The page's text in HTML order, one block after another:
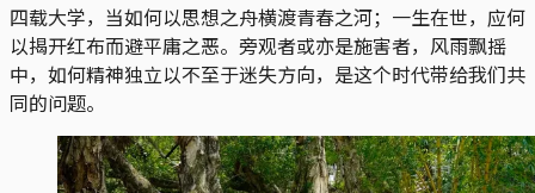
四载大学，当如何以思想之舟横渡青春之河；一生在世，应何
以揭开红布而避平庸之恶。旁观者或亦是施害者，风雨飘摇
中，如何精神独立以不至于迷失方向，是这个时代带给我们共
同的问题。